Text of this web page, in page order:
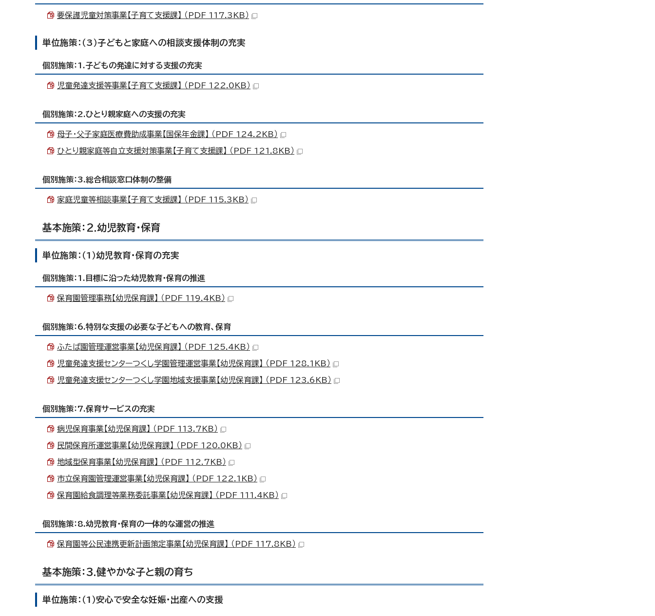
要保護児童対策事業【子育て支援課】 （PDF 117.3KB）
単位施策：（3）子どもと家庭への相談支援体制の充実
個別施策：1.子どもの発達に対する支援の充実
児童発達支援等事業【子育て支援課】 （PDF 122.0KB）
個別施策：2.ひとり親家庭への支援の充実
母子・父子家庭医療費助成事業【国保年金課】 （PDF 124.2KB）
ひとり親家庭等自立支援対策事業【子育て支援課】 （PDF 121.8KB）
個別施策：3.総合相談窓口体制の整備
家庭児童等相談事業【子育て支援課】 （PDF 115.3KB）
基本施策：2.幼児教育・保育
単位施策：（1）幼児教育・保育の充実
個別施策：1.目標に沿った幼児教育・保育の推進
保育園管理事務【幼児保育課】 （PDF 119.4KB）
個別施策：6.特別な支援の必要な子どもへの教育、保育
ふたば園管理運営事業【幼児保育課】 （PDF 125.4KB）
児童発達支援センターつくし学園管理運営事業【幼児保育課】 （PDF 128.1KB）
児童発達支援センターつくし学園地域支援事業【幼児保育課】 （PDF 123.6KB）
個別施策：7.保育サービスの充実
病児保育事業【幼児保育課】 （PDF 113.7KB）
民間保育所運営事業【幼児保育課】 （PDF 120.0KB）
地域型保育事業【幼児保育課】 （PDF 112.7KB）
市立保育園管理運営事業【幼児保育課】 （PDF 122.1KB）
保育園給食調理等業務委託事業【幼児保育課】 （PDF 111.4KB）
個別施策：8.幼児教育・保育の一体的な運営の推進
保育園等公民連携更新計画策定事業【幼児保育課】 （PDF 117.8KB）
基本施策：3.健やかな子と親の育ち
単位施策：（1）安心で安全な妊娠・出産への支援